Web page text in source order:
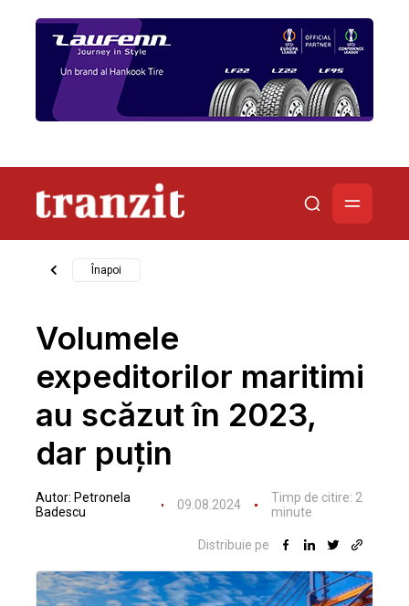
Înapoi
Volumele
expeditorilor maritimi
au scăzut în 2023,
dar puțin
Autor: Petronela
Badescu
09.08.2024 Timp de citire: 2
minute
Distribuie pe